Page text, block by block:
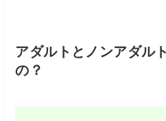
アダルトとノンアダル
の？